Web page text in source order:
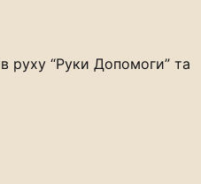
руху “Руки Допомоги” та